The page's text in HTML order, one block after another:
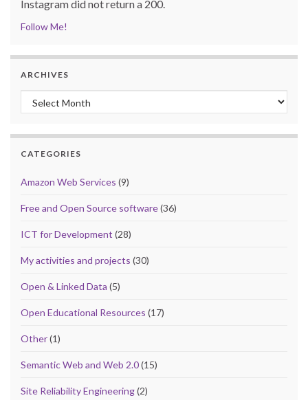
Instagram did not return a 200.
Follow Me!
ARCHIVES
Archives
CATEGORIES
Amazon Web Services (9)
Free and Open Source software(36)
ICT for Development (28)
My activities and projects (30)
Open & Linked Data (5)
Open Educational Resources (17)
Other(1)
Semantic Web and Web 2.0(15)
Site Reliability Engineering(2)